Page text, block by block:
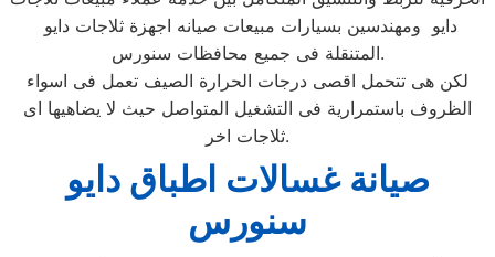
دايو ومهندسين بسيارات مبيعات صيانه اجهزة ثلاجات دايو
المتنقلة فى جميع محافظات سنورس.
لكن هى تتحمل اقصى درجات الحرارة الصيف تعمل فى اسواء
الظروف باستمرارية فى التشغيل المتواصل حيث لا يضاهيها اى
ثلاجات اخر.
صيانة غسالات اطباق دايو
سنورس